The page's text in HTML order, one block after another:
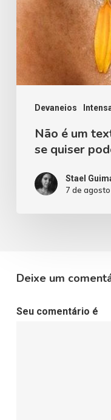
Devaneios
Não é um
se quiser
Stael
7 de
Deixe um
Seu comentário é